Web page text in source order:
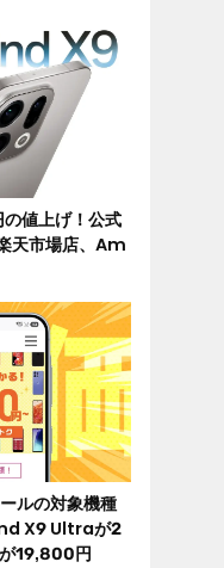
値上げ！公式
天市場店、Am
ルの対象機種
X9 Ultraが2
19,800円